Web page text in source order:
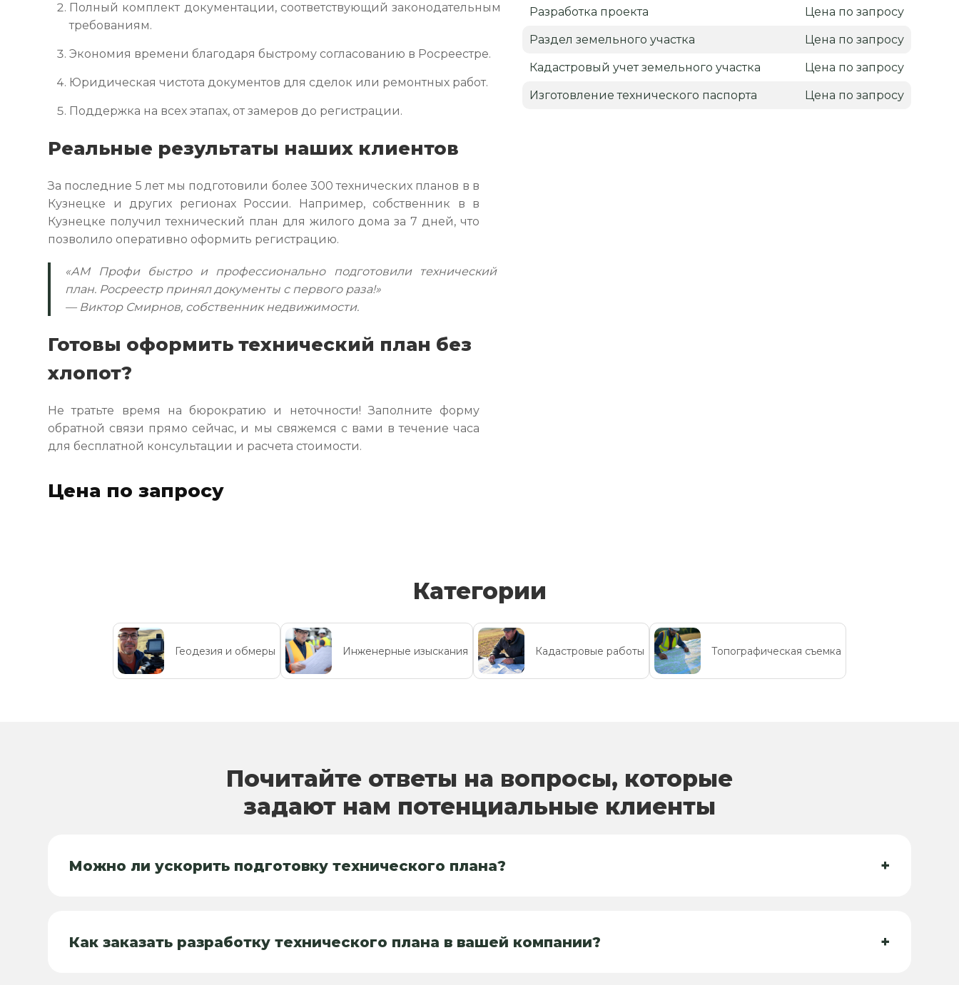
Полный комплект документации, соответствующий законодательным
требованиям.
Экономия времени благодаря быстрому согласованию в Росреестре.
Юридическая чистота документов для сделок или ремонтных работ.
Поддержка на всех этапах, от замеров до регистрации.
Реальные результаты наших клиентов
За последние 5 лет мы подготовили более 300 технических планов в в
Кузнецке и других регионах России. Например, собственник в в
Кузнецке получил технический план для жилого дома за 7 дней, что
позволило оперативно оформить регистрацию.
«АМ Профи быстро и профессионально подготовили технический
план. Росреестр принял документы с первого раза!»
— Виктор Смирнов, собственник недвижимости.
Готовы оформить технический план без
хлопот?
Не тратьте время на бюрократию и неточности! Заполните форму
обратной связи прямо сейчас, и мы свяжемся с вами в течение часа
для бесплатной консультации и расчета стоимости.
Цена по запросу
Разработка проекта Цена по запросу
Раздел земельного участка Цена по запросу
Кадастровый учет земельного участка Цена по запросу
Изготовление технического паспорта Цена по запросу
Категории
Геодезия и обмеры Инженерные изыскания Кадастровые работы Топографическая съемка
Почитайте ответы на вопросы, которые
задают нам потенциальные клиенты
Можно ли ускорить подготовку технического плана? +
Как заказать разработку технического плана в вашей компании? +